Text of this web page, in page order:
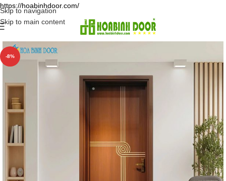
https://hoabinhdoor.com/
Skip to navigation
Skip to main content
-8%